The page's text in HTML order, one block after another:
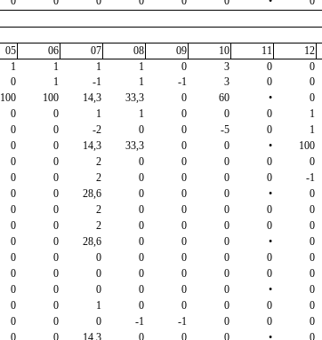
05 06 07 08 09 10 11 12
1 1 1 1 0 3 0 0
0 1 -1 1 -1 3 0 0
100 100 14,3 33,3 0 60 • 0
0 0 1 1 0 0 0 1
0 0 -2 0 0 -5 0 1
0 0 14,3 33,3 0 0 • 100
0 0 2 0 0 0 0 0
0 0 2 0 0 0 0 -1
0 0 28,6 0 0 0 • 0
0 0 2 0 0 0 0 0
0 0 2 0 0 0 0 0
0 0 28,6 0 0 0 • 0
0 0 0 0 0 0 0 0
0 0 0 0 0 0 0 0
0 0 0 0 0 0 • 0
0 0 1 0 0 0 0 0
0 0 0 -1 -1 0 0 0
0 0 14,3 0 0 0 • 0